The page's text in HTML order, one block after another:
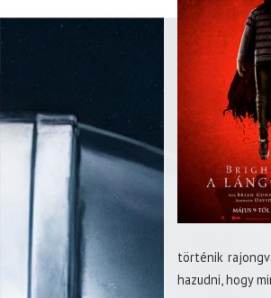
történik
hazudni, hogy